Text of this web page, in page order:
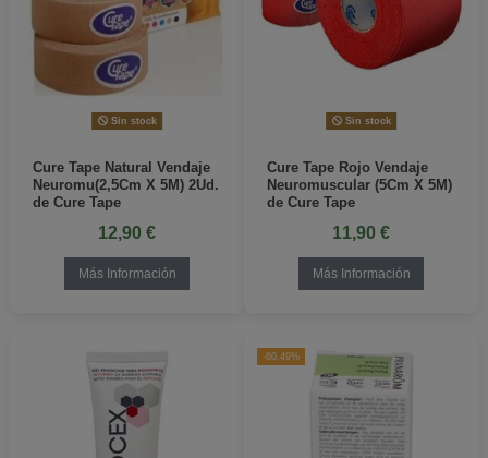
Sin stock
Cure Tape Natural Vendaje
Neuromu(2,5Cm X 5M) 2Ud.
de Cure Tape
12,90 €
Más Información
Sin stock
Cure Tape Rojo Vendaje
Neuromuscular (5Cm X 5M)
de Cure Tape
11,90 €
Más Información
-60,49%